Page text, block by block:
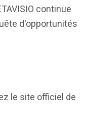
continue
d'opportunités
le site officiel de